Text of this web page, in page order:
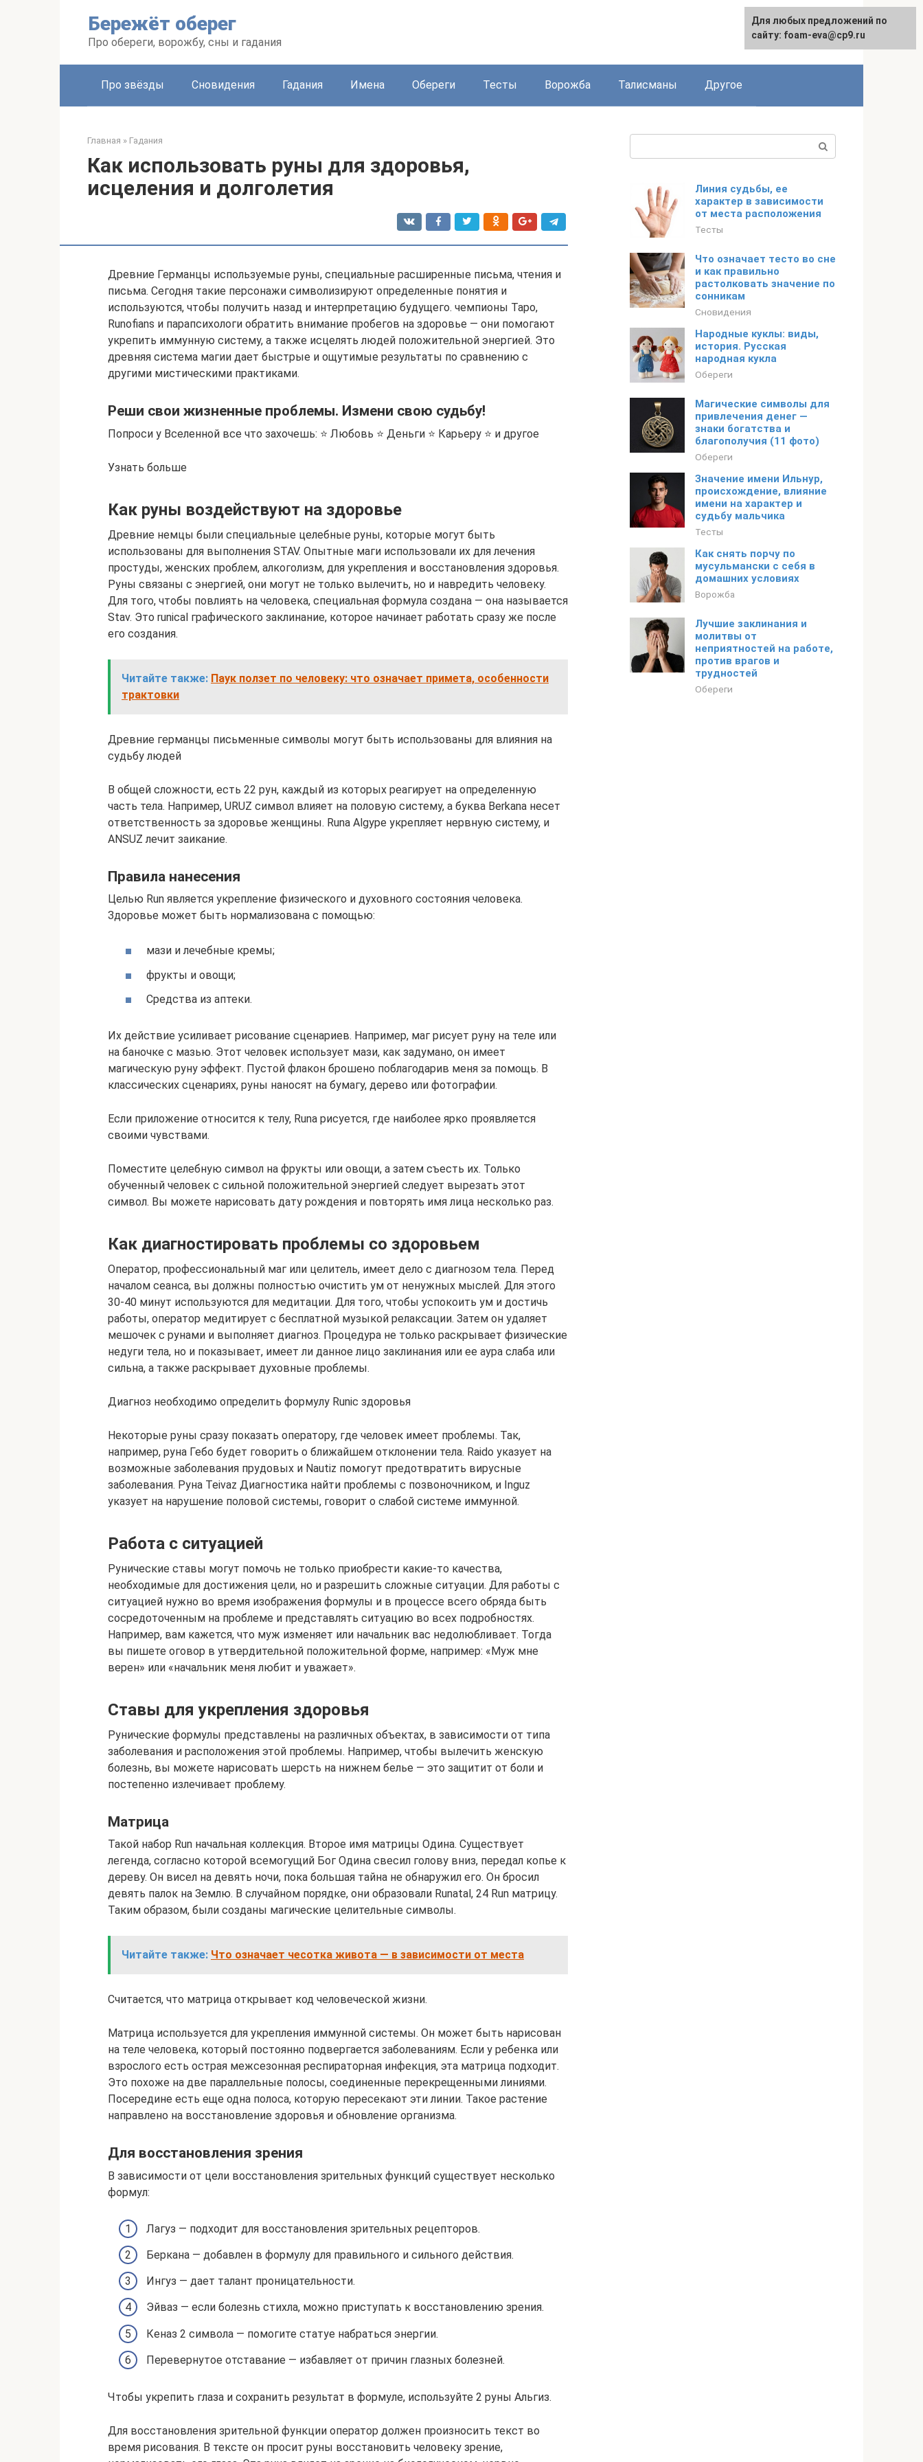
Бережёт оберег
Про обереги, ворожбу, сны и гадания
Про звёзды Сновидения Гадания Имена Обереги Тесты Ворожба Талисманы Другое
Главная » Гадания
Как использовать руны для здоровья,
исцеления и долголетия
Древние Германцы используемые руны, специальные расширенные письма, чтения и
письма. Сегодня такие персонажи символизируют определенные понятия и
используются, чтобы получить назад и интерпретацию будущего. чемпионы Таро,
Runofians и парапсихологи обратить внимание пробегов на здоровье — они помогают
укрепить иммунную систему, а также исцелять людей положительной энергией. Это
древняя система магии дает быстрые и ощутимые результаты по сравнению с
другими мистическими практиками.
Реши свои жизненные проблемы. Измени свою судьбу!
Попроси у Вселенной все что захочешь: ⭐ Любовь ⭐ Деньги ⭐ Карьеру ⭐ и другое
Узнать больше
Как руны воздействуют на здоровье
Древние немцы были специальные целебные руны, которые могут быть
использованы для выполнения STAV. Опытные маги использовали их для лечения
простуды, женских проблем, алкоголизм, для укрепления и восстановления здоровья.
Руны связаны с энергией, они могут не только вылечить, но и навредить человеку.
Для того, чтобы повлиять на человека, специальная формула создана — она ​​называется
Stav. Это runical графического заклинание, которое начинает работать сразу же после
его создания.
Читайте также: Паук ползет по человеку: что означает примета, особенности
трактовки
Древние германцы письменные символы могут быть использованы для влияния на
судьбу людей
В общей сложности, есть 22 рун, каждый из которых реагирует на определенную
часть тела. Например, URUZ символ влияет на половую систему, а буква Berkana несет
ответственность за здоровье женщины. Runa Algype укрепляет нервную систему, и
ANSUZ лечит заикание.
Правила нанесения
Целью Run является укрепление физического и духовного состояния человека.
Здоровье может быть нормализована с помощью:
мази и лечебные кремы;
фрукты и овощи;
Средства из аптеки.
Их действие усиливает рисование сценариев. Например, маг рисует руну на теле или
на баночке с мазью. Этот человек использует мази, как задумано, он имеет
магическую руну эффект. Пустой флакон брошено поблагодарив меня за помощь. В
классических сценариях, руны наносят на бумагу, дерево или фотографии.
Если приложение относится к телу, Runa рисуется, где наиболее ярко проявляется
своими чувствами.
Поместите целебную символ на фрукты или овощи, а затем съесть их. Только
обученный человек с сильной положительной энергией следует вырезать этот
символ. Вы можете нарисовать дату рождения и повторять имя лица несколько раз.
Как диагностировать проблемы со здоровьем
Оператор, профессиональный маг или целитель, имеет дело с диагнозом тела. Перед
началом сеанса, вы должны полностью очистить ум от ненужных мыслей. Для этого
30-40 минут используются для медитации. Для того, чтобы успокоить ум и достичь
работы, оператор медитирует с бесплатной музыкой релаксации. Затем он удаляет
мешочек с рунами и выполняет диагноз. Процедура не только раскрывает физические
недуги тела, но и показывает, имеет ли данное лицо заклинания или ее аура слаба или
сильна, а также раскрывает духовные проблемы.
Диагноз необходимо определить формулу Runic здоровья
Некоторые руны сразу показать оператору, где человек имеет проблемы. Так,
например, руна Гебо будет говорить о ближайшем отклонении тела. Raido указует на
возможные заболевания прудовых и Nautiz помогут предотвратить вирусные
заболевания. Руна Teivaz Диагностика найти проблемы с позвоночником, и Inguz
указует на нарушение половой системы, говорит о слабой системе иммунной.
Работа с ситуацией
Рунические ставы могут помочь не только приобрести какие-то качества,
необходимые для достижения цели, но и разрешить сложные ситуации. Для работы с
ситуацией нужно во время изображения формулы и в процессе всего обряда быть
сосредоточенным на проблеме и представлять ситуацию во всех подробностях.
Например, вам кажется, что муж изменяет или начальник вас недолюбливает. Тогда
вы пишете оговор в утвердительной положительной форме, например: «Муж мне
верен» или «начальник меня любит и уважает».
Ставы для укрепления здоровья
Рунические формулы представлены на различных объектах, в зависимости от типа
заболевания и расположения этой проблемы. Например, чтобы вылечить женскую
болезнь, вы можете нарисовать шерсть на нижнем белье — это защитит от боли и
постепенно излечивает проблему.
Матрица
Такой набор Run начальная коллекция. Второе имя матрицы Одина. Существует
легенда, согласно которой всемогущий Бог Одина свесил голову вниз, передал копье к
дереву. Он висел на девять ночи, пока большая тайна не обнаружил его. Он бросил
девять палок на Землю. В случайном порядке, они образовали Runatal, 24 Run матрицу.
Таким образом, были созданы магические целительные символы.
Читайте также: Что означает чесотка живота — в зависимости от места
Считается, что матрица открывает код человеческой жизни.
Матрица используется для укрепления иммунной системы. Он может быть нарисован
на теле человека, который постоянно подвергается заболеваниям. Если у ребенка или
взрослого есть острая межсезонная респираторная инфекция, эта матрица подходит.
Это похоже на две параллельные полосы, соединенные перекрещенными линиями.
Посередине есть еще одна полоса, которую пересекают эти линии. Такое растение
направлено на восстановление здоровья и обновление организма.
Для восстановления зрения
В зависимости от цели восстановления зрительных функций существует несколько
формул:
Лагуз — подходит для восстановления зрительных рецепторов.
Беркана — добавлен в формулу для правильного и сильного действия.
Ингуз — дает талант проницательности.
Эйваз — если болезнь стихла, можно приступать к восстановлению зрения.
Кеназ 2 символа — помогите статуе набраться энергии.
Перевернутое отставание — избавляет от причин глазных болезней.
Чтобы укрепить глаза и сохранить результат в формуле, используйте 2 руны Альгиз.
Для восстановления зрительной функции оператор должен произносить текст во
время рисования. В тексте он просит руны восстановить человеку зрение,
Линия судьбы, ее
характер в зависимости
от места расположения
Тесты
Что означает тесто во сне
и как правильно
растолковать значение по
сонникам
Сновидения
Народные куклы: виды,
история. Русская
народная кукла
Обереги
Магические символы для
привлечения денег —
знаки богатства и
благополучия (11 фото)
Обереги
Значение имени Ильнур,
происхождение, влияние
имени на характер и
судьбу мальчика
Тесты
Как снять порчу по
мусульмански с себя в
домашних условиях
Ворожба
Лучшие заклинания и
молитвы от
неприятностей на работе,
против врагов и
трудностей
Обереги
Для любых предложений по
сайту: foam-eva@cp9.ru